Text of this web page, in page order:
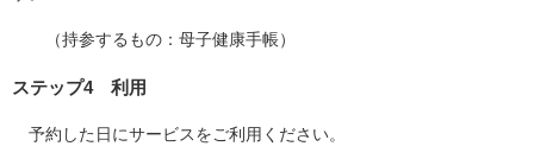
（持参するもの：母子健康手帳）
ステップ4 利用
予約した日にサービスをご利用ください。